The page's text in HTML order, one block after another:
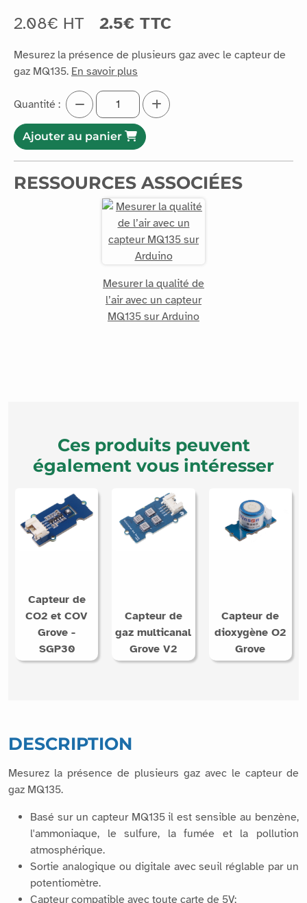
2.08€ HT 2.5€ TTC
Mesurez la présence de plusieurs gaz avec le capteur de
gaz MQ135. En savoir plus
Quantité :
Ajouter au panier
RESSOURCES ASSOCIÉES
Mesurer la qualité de
l’air avec un capteur
MQ135 sur Arduino
Ces produits peuvent
également vous intéresser
Capteur de
CO2 et COV
Grove -
SGP30
Capteur de
gaz multicanal
Grove V2
Capteur de
dioxygène O2
Grove
DESCRIPTION
Mesurez la présence de plusieurs gaz avec le capteur de
gaz MQ135.
Basé sur un capteur MQ135 il est sensible au benzène,
l'ammoniaque, le sulfure, la fumée et la pollution
atmosphérique.
Sortie analogique ou digitale avec seuil réglable par un
potentiomètre.
Capteur compatible avec toute carte de 5V;